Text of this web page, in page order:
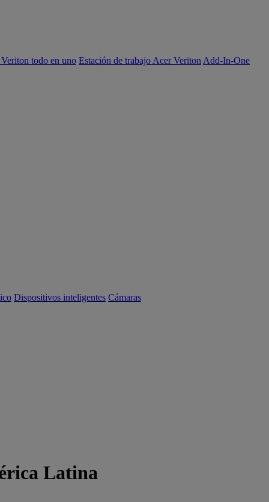
todo en uno Estación de trabajo Acer Veriton Add-In-One
Dispositivos inteligentes Cámaras
Latina